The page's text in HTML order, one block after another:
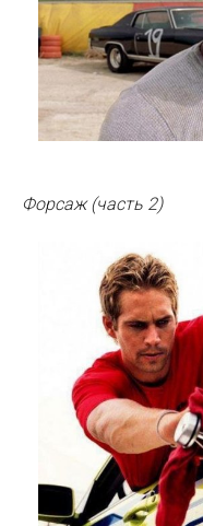
Форсаж (часть 2)